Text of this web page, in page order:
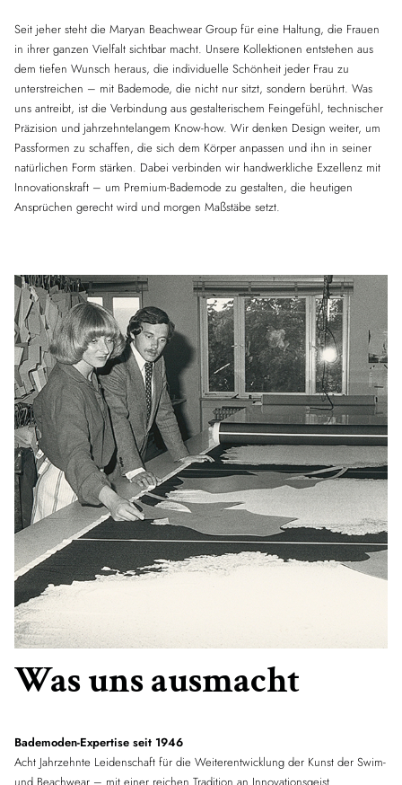
Seit jeher steht die Maryan Beachwear Group für eine Haltung, die Frauen
in ihrer ganzen Vielfalt sichtbar macht. Unsere Kollektionen entstehen aus
dem tiefen Wunsch heraus, die individuelle Schönheit jeder Frau zu
unterstreichen – mit Bademode, die nicht nur sitzt, sondern berührt. Was
uns antreibt, ist die Verbindung aus gestalterischem Feingefühl, technischer
Präzision und jahrzehntelangem Know-how. Wir denken Design weiter, um
Passformen zu schaffen, die sich dem Körper anpassen und ihn in seiner
natürlichen Form stärken. Dabei verbinden wir handwerkliche Exzellenz mit
Innovationskraft – um Premium-Bademode zu gestalten, die heutigen
Ansprüchen gerecht wird und morgen Maßstäbe setzt.
Was uns ausmacht
Bademoden-Expertise seit 1946
Acht Jahrzehnte Leidenschaft für die Weiterentwicklung der Kunst der Swim-